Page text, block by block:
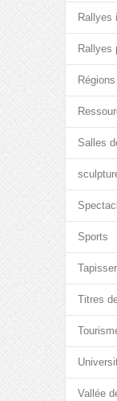
Rallyes
Rallyes
Régions
Salles
Sports
Titres
Vallée